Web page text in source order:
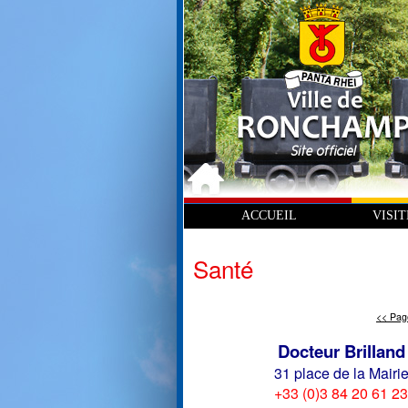
ACCUEIL
Santé
<<
Docteur Brilland
31 place de la Mairie
+33 (0)3 84 20 61 23